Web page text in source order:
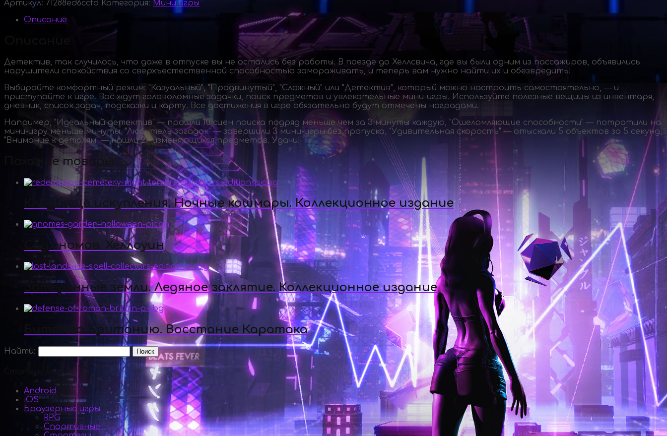
Артикул: 71288ed6ccfd Категория: Мини игры
Описание
Детектив, так случилось, что даже в отпуске вы не остались без работы. В поезде до Хеллсвича, где вы были одним из пассажиров, объявились
нарушители спокойствия со сверхъестественной способностью замораживать, и теперь вам нужно найти их и обезвредить!
Выбирайте комфортный режим: "Казуальный", "Продвинутый", "Сложный" или "Детектив", который можно настроить самостоятельно, — и
приступайте к игре. Вас ждут головоломные задачки, поиск предметов и увлекательные мини-игры. Используйте полезные вещицы из инвентаря,
дневник, список задач, подсказки и карту. Все достижения в игре обязательно будут отмечены наградами.
Например, "Идеальный детектив" — прошли 10 сцен поиска подряд меньше чем за 3 минуты каждую, "Ошеломляющие способности" — потратили на
мини-игру меньше минуты, "Любитель загадок" — завершили 3 мини-игрыбез пропуска, "Удивительная скорость" — отыскали 5 объектов за 5 секунд,
"Внимание к деталям" — нашли 27 изменяющихся предметов. Удачи!
Похожие товары
Кладбище искупления. Ночные кошмары. Коллекционное издание
Сад гномов. Хеллоуин
Затерянные земли. Ледяное заклятие. Коллекционное издание
Битва за Британию. Восстание Каратака
Найти:
Android
iOS
Браузерные игры
RPG
Спортивные